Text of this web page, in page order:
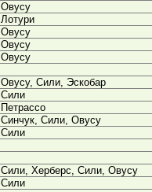
Овусу
Лотури
Овусу
Овусу
Овусу
Овусу, Сили, Эскобар
Сили
Петрассо
Синчук, Сили, Овусу
Сили
Сили, Херберс, Сили, Овусу
Сили